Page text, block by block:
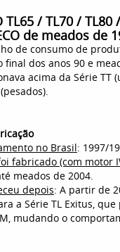
TL65 / TL70 / TL80
de meados de
de consumo de
dos anos 90 e
acima da Série TT
no Brasil: 1997/
fabricado (com motor
meados de 2004.
depois: A partir de
a Série TL Exitus,
mudando o